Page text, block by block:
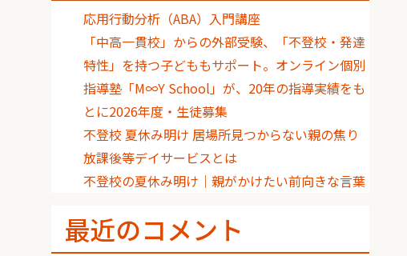
応用行動分析（ABA）入門講座
「中高一貫校」からの外部受験、「不登校・発達
特性」を持つ子どももサポート。オンライン個別
指導塾「M∞Y School」が、20年の指導実績をも
とに2026年度・生徒募集
不登校 夏休み明け 居場所見つからない親の焦り
放課後等デイサービスとは
不登校の夏休み明け｜親がかけたい前向きな言葉
最近のコメント